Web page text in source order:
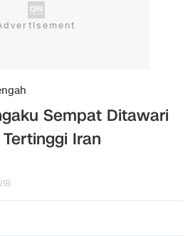
Sempat Ditawari
Iran